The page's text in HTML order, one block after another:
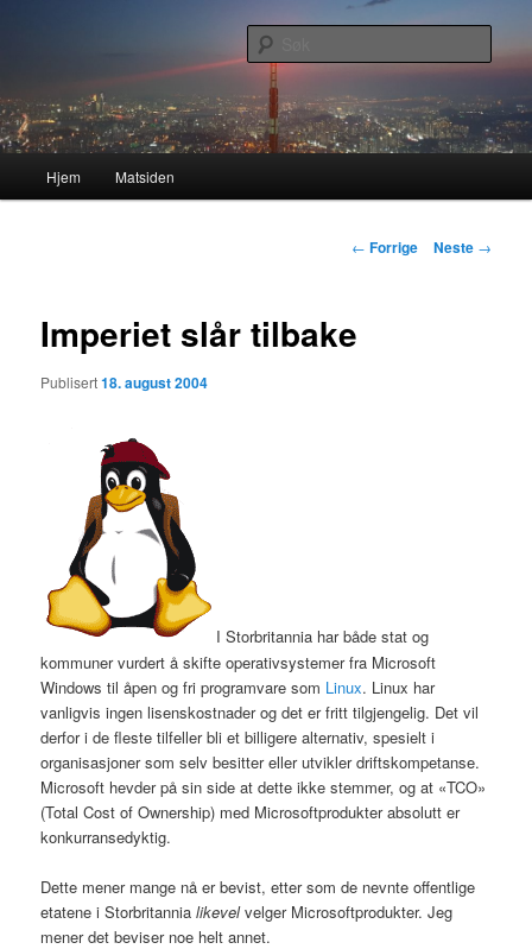
hovedinnholdet
Lasses hjemmeside
Hjem Matsiden
Innleggsnavigasjon
← Forrige Neste →
Imperiet slår tilbake
Publisert18. august 2004
I Storbritannia har både stat og
kommuner vurdert å skifte operativsystemer fra Microsoft
Windows til åpen og fri programvare som Linux. Linux har
vanligvis ingen lisenskostnader og det er fritt tilgjengelig. Det vil
derfor i de fleste tilfeller bli et billigere alternativ, spesielt i
organisasjoner som selv besitter eller utvikler driftskompetanse.
Microsoft hevder på sin side at dette ikke stemmer, og at «TCO»
(Total Cost of Ownership) med Microsoftprodukter absolutt er
konkurransedyktig.
Dette mener mange nå er bevist, etter som de nevnte offentlige
etatene i Storbritannialikevelvelger Microsoftprodukter. Jeg
mener det beviser noe helt annet.